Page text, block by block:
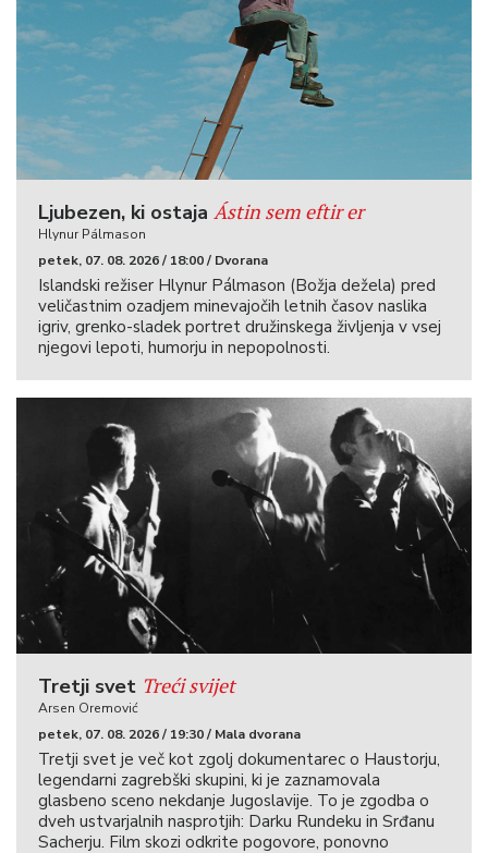
Ljubezen, ki ostaja Ástin sem eftir er
Hlynur Pálmason
petek, 07. 08. 2026 / 18:00 / Dvorana
Islandski režiser Hlynur Pálmason (Božja dežela) pred
veličastnim ozadjem minevajočih letnih časov naslika
igriv, grenko-sladek portret družinskega življenja v vsej
njegovi lepoti, humorju in nepopolnosti.
Tretji svet Treći svijet
Arsen Oremović
petek, 07. 08. 2026 / 19:30 / Mala dvorana
Tretji svet je več kot zgolj dokumentarec o Haustorju,
legendarni zagrebški skupini, ki je zaznamovala
glasbeno sceno nekdanje Jugoslavije. To je zgodba o
dveh ustvarjalnih nasprotjih: Darku Rundeku in Srđanu
Sacherju. Film skozi odkrite pogovore, ponovno